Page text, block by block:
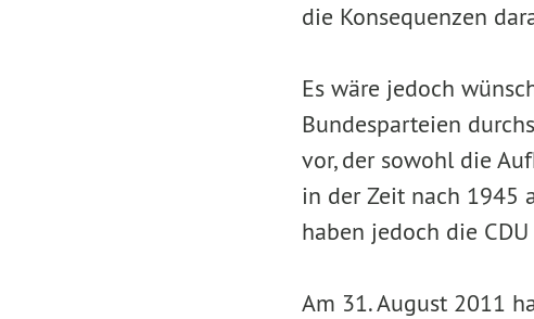
die Konsequenzen
Es wäre jedoch
Bundesparteien
vor, der sowohl die
in der Zeit nach 1945
haben jedoch die
Am 31. August 2011